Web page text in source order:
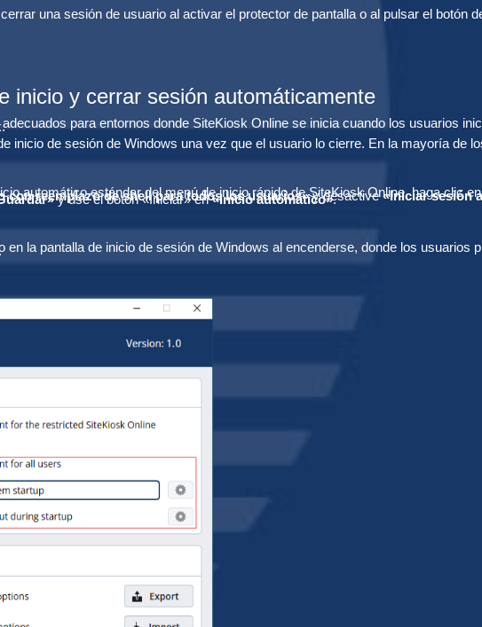
una sesión de usuario al activar el protector de pantalla o al pulsar el botón
inicio y cerrar sesión automáticamente
para entornos donde SiteKiosk Online se inicia cuando los usuarios
inicio de sesión de Windows una vez que el usuario lo cierre. En la mayoría de
automático estándar del menú de inicio rápido de SiteKiosk Online, haga clic
con reemplazo de shell para todos los usuarios»y desactive«Iniciar sesión
y use el botón «Iniciar» en«Inicio automático».
en la pantalla de inicio de sesión de Windows al encenderse, donde los